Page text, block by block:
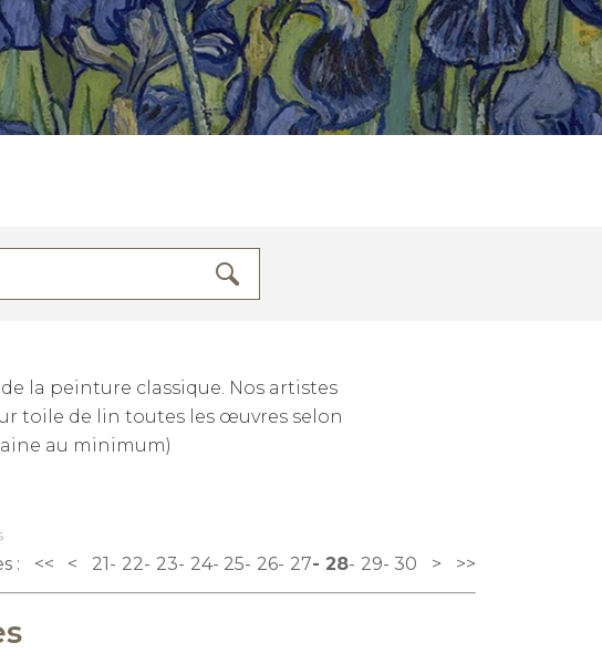
la peinture classique. Nos artistes
toile de lin toutes les œuvres selon
au minimum)
: << < 21 22 23 24 25 26 27 28 29 30 > >>